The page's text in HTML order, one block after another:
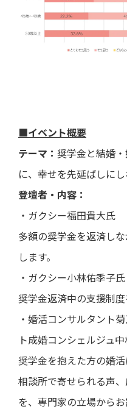
■イベント概要
テーマ： 奨学金と結婚
に、幸せを先延ばしに
登壇者・内容：
・ガクシー福田貴大氏
多額の奨学金を返済し
します。
・ガクシー小林佑季子氏
奨学金返済中の支援制度
・婚活コンサルタント
ト成婚コンシェルジュ
奨学金を抱えた方の婚
相談所で寄せられる声
を、専門家の立場からお